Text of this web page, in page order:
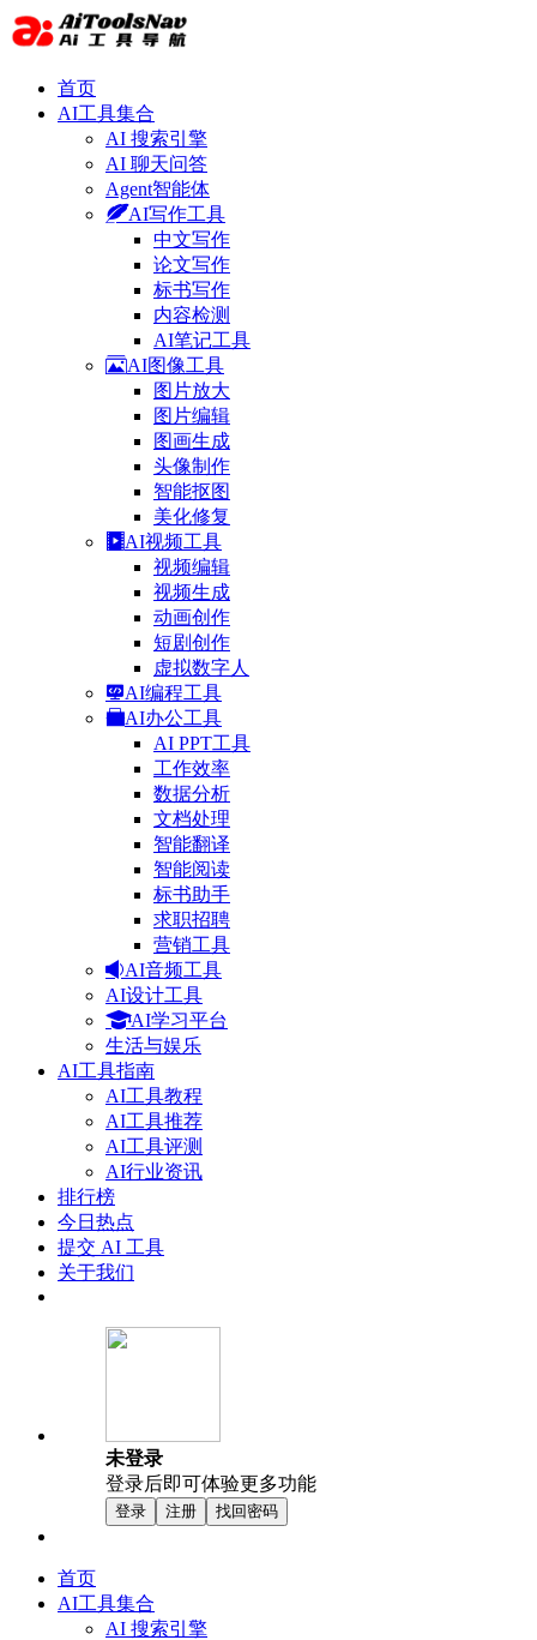
首页
AI工具集合
AI 搜索引擎
AI 聊天问答
Agent智能体
AI写作工具
中文写作
论文写作
标书写作
内容检测
AI笔记工具
AI图像工具
图片放大
图片编辑
图画生成
头像制作
智能抠图
美化修复
AI视频工具
视频编辑
视频生成
动画创作
短剧创作
虚拟数字人
AI编程工具
AI办公工具
AI PPT工具
工作效率
数据分析
文档处理
智能翻译
智能阅读
标书助手
求职招聘
营销工具
AI音频工具
AI设计工具
AI学习平台
生活与娱乐
AI工具指南
AI工具教程
AI工具推荐
AI工具评测
AI行业资讯
排行榜
今日热点
提交 AI 工具
关于我们
未登录
登录后即可体验更多功能
登录 注册 找回密码
首页
AI工具集合
AI 搜索引擎